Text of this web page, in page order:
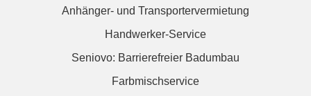
Anhänger- und Transportervermietung
Handwerker-Service
Seniovo: Barrierefreier Badumbau
Farbmischservice